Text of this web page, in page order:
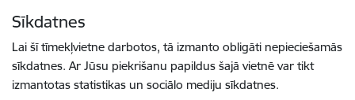
Sīkdatnes
Lai šī tīmekļvietne darbotos, tā izmanto obligāti nepieciešamās
sīkdatnes. Ar Jūsu piekrišanu papildus šajā vietnē var tikt
izmantotas statistikas un sociālo mediju sīkdatnes.